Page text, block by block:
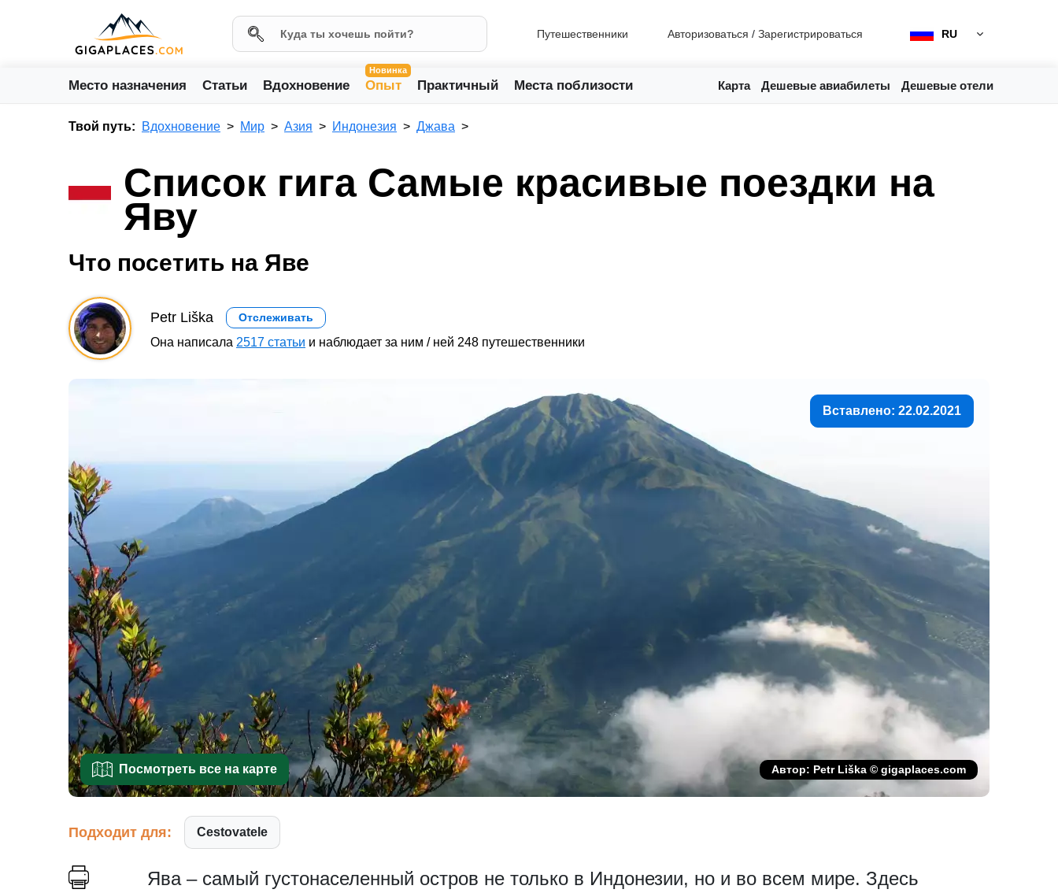
Путешественники Авторизоваться / Зарегистрироваться RU
Место назначения Статьи Вдохновение
Новинка
Опыт Практичный Места поблизости Карта Дешевые авиабилеты Дешевые отели
Твой путь: Вдохновение Мир Азия Индонезия Джава
Список гига Самые красивые поездки на
Яву
Что посетить на Яве
Petr Liška Отслеживать
Она написала 2517 статьи и наблюдает за ним / ней 248 путешественники
Вставлено: 22.02.2021
Посмотреть все на карте Автор: Petr Liška © gigaplaces.com
Подходит для: Cestovatele
Ява – самый густонаселенный остров не только в Индонезии, но и во всем мире. Здесь